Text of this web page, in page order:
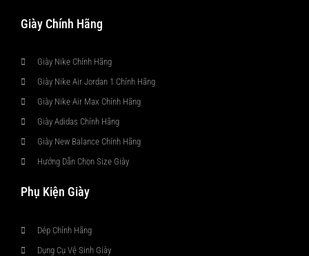
Giày Chính Hãng
Giày Nike Chính Hãng
Giày Nike Air Jordan 1 Chính Hãng
Giày Nike Air Max Chính Hãng
Giày Adidas Chính Hãng
Giày New Balance Chính Hãng
Hướng Dẫn Chọn Size Giày
Phụ Kiện Giày
Dép Chính Hãng
Dụng Cụ Vệ Sinh Giày